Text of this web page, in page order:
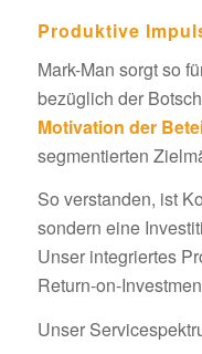
Produktive
Mark-Man sorgt so
bezüglich der
Motivation der
segmentierten
So verstanden, ist
sondern eine
Unser integriertes
Return-on-
Unser